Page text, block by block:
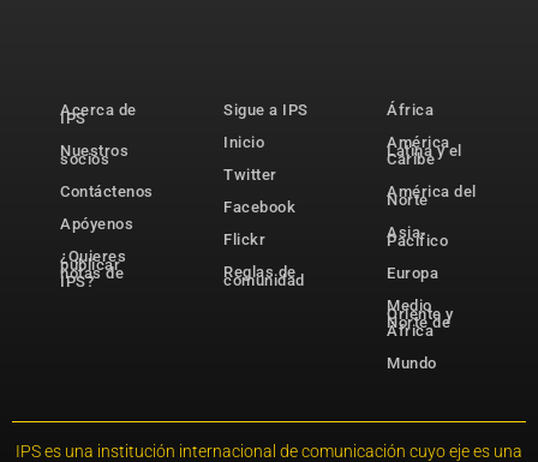
Acerca de
IPS
Nuestros
socios
Contáctenos
Apóyenos
¿Quieres
publicar
notas de
IPS?
Sigue a IPS
Inicio
Twitter
Facebook
Flickr
Reglas de
comunidad
África
América
Latina y el
Caribe
América del
Norte
Asia-
Pacífico
Europa
Medio
Oriente y
Norte de
África
Mundo
IPS es una institución internacional de comunicación cuyo eje es una